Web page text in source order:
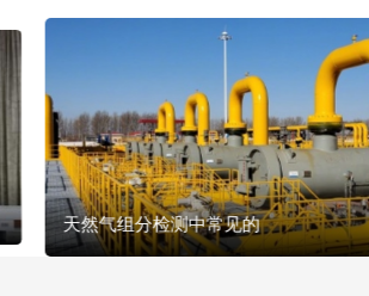
天然气组分检测中常见的